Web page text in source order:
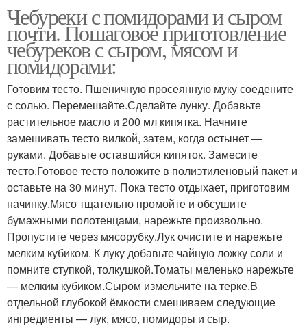
Чебуреки с помидорами и сыром
почти. Пошаговое приготовление
чебуреков с сыром, мясом и
помидорами:
Готовим тесто. Пшеничную просеянную муку соедените
с солью. Перемешайте.Сделайте лунку. Добавьте
растительное масло и 200 мл кипятка. Начните
замешивать тесто вилкой, затем, когда остынет —
руками. Добавьте оставшийся кипяток. Замесите
тесто.Готовое тесто положите в полиэтиленовый пакет и
оставьте на 30 минут. Пока тесто отдыхает, приготовим
начинку.Мясо тщательно промойте и обсушите
бумажными полотенцами, нарежьте произвольно.
Пропустите через мясорубку.Лук очистите и нарежьте
мелким кубиком. К луку добавьте чайную ложку соли и
помните ступкой, толкушкой.Томаты меленько нарежьте
— мелким кубиком.Сыром измельчите на терке.В
отдельной глубокой ёмкости смешиваем следующие
ингредиенты — лук, мясо, помидоры и сыр.